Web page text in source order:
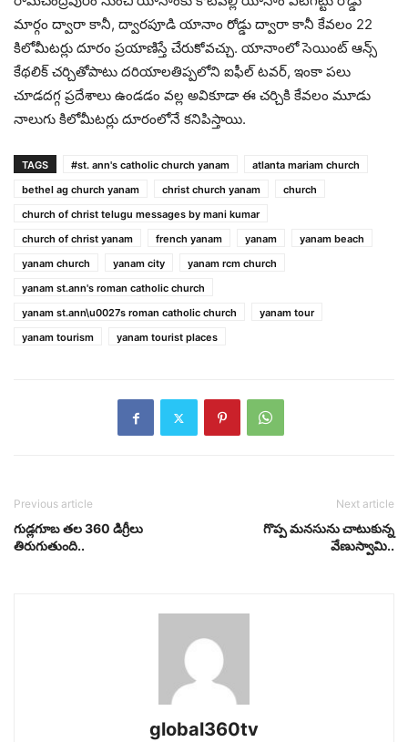
మార్గం ద్వారా కానీ, ద్వారపూడి యానాం రోడ్డు ద్వారా కానీ కేవలం 22
కిలోమీటర్లు దూరం ప్రయాణిస్తే చేరుకోవచ్చు. యానాంలో సెయింట్ ఆన్స్
కేథ‌లిక్ చ‌ర్చితోపాటు ద‌రియాల‌తిప్ప‌లోని ఐఫీల్ ట‌వ‌ర్‌, ఇంకా ప‌లు
చూడ‌ద‌గ్గ ప్ర‌దేశాలు ఉండ‌డం వ‌ల్ల అవికూడా ఈ చ‌ర్చికి కేవ‌లం మూడు
నాలుగు కిలోమీట‌ర్లు దూరంలోనే క‌నిపిస్తాయి.
TAGS #st. ann's catholic church yanam
atlanta mariam church
bethel ag church yanam
christ church yanam
church
church of christ telugu messages by mani kumar
church of christ yanam
french yanam yanam
yanam beach
yanam church
yanam city
yanam rcm church
yanam st.ann's roman catholic church
yanam st.ann\u0027s roman catholic church
yanam tour
yanam tourism
yanam tourist places
Previous article
గుడ్లగూబ తల 360 డిగ్రీలు
తిరుగుతుంది..
Next article
గొప్ప మనసును చాటుకున్న
వేణుస్వామి..
global360tv